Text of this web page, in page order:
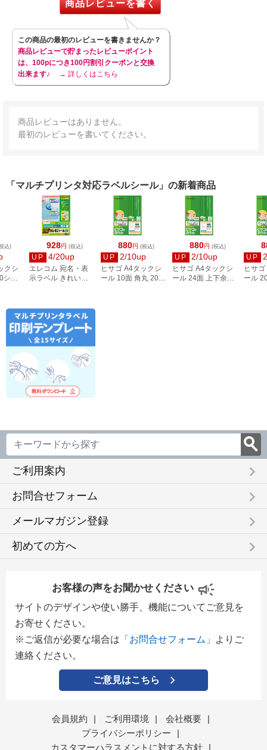
商品レビューを書く
この商品の最初のレビューを書きませんか？
商品レビューで貯まったレビューポイント
は、100pにつき100円割引クーポンと交換
出来ます♪
→ 詳しくはこちら
商品レビューはありません。
最初のレビューを書いてください。
「マルチプリンタ対応ラベルシール」の新着商品
928円 (税込)
UP 4/20up
エレコム 宛名・表
示ラベル きれい貼
880円 (税込)
UP 2/10up
ヒサゴ A4タックシ
ール 10面 角丸 20シ
880円 (税込)
UP 2/10up
ヒサゴ A4タックシ
ール 24面 上下余白
UP
ヒサ
ール
込)
クシ
ー
ご利用案内 keyboard_arrow_right
お問合せフォーム keyboard_arrow_right
メールマガジン登録 keyboard_arrow_right
初めての方へ keyboard_arrow_right
お客様の声をお聞かせください
サイトのデザインや使い勝手、機能についてご意見を
お寄せください。
※ご返信が必要な場合は 「お問合せフォーム」
よりご
連絡ください。
ご意見はこちら
会員規約 | ご利用環境 | 会社概要
|
プライバシーポリシー
|
カスタマーハラスメントに対する方針
|